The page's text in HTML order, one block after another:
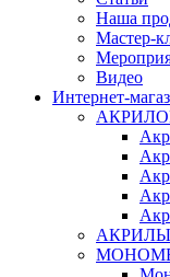
Наша
Мастер-
Видео
Интернет-